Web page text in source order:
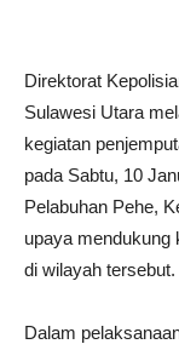
Direktorat
Sulawesi Utara
kegiatan
pada Sabtu, 10
Pelabuhan Pehe,
upaya mendukung
di wilayah tersebut.
Dalam